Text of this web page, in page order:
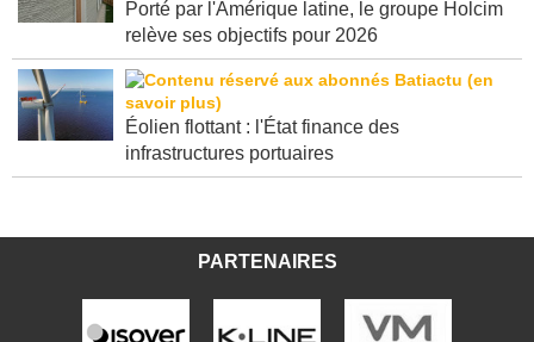
Porté par l'Amérique latine, le groupe Holcim
relève ses objectifs pour 2026
Éolien flottant : l'État finance des
infrastructures portuaires
PARTENAIRES